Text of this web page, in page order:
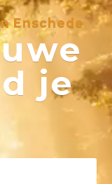
Enschede
je